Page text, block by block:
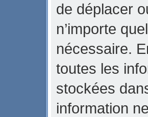
de déplacer
n’importe
nécessaire.
toutes les
stockées
information